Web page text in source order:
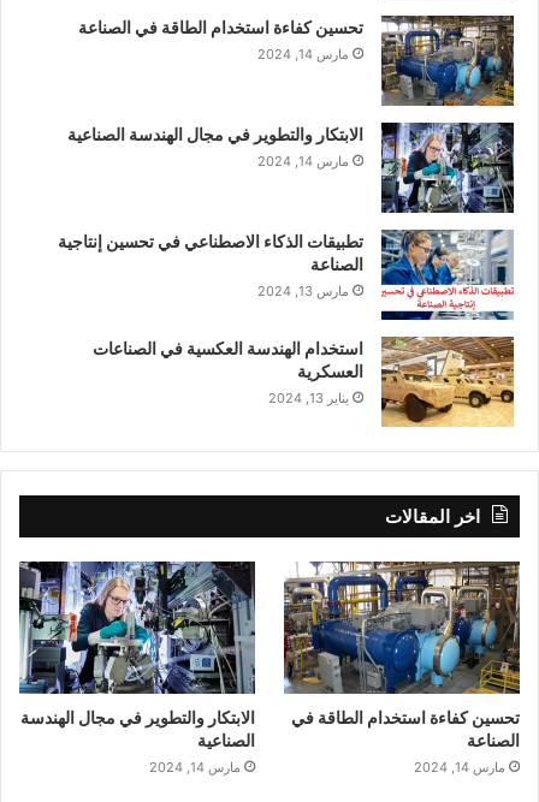
تحسين كفاءة استخدام الطاقة في الصناعة
مارس 14, 2024
الابتكار والتطوير في مجال الهندسة الصناعية
مارس 14, 2024
تطبيقات الذكاء الاصطناعي في تحسين إنتاجية
الصناعة
مارس 13, 2024
استخدام الهندسة العكسية في الصناعات
العسكرية
يناير 13, 2024
اخر المقالات
تحسين كفاءة استخدام الطاقة في
الصناعة
مارس 14, 2024
الابتكار والتطوير في مجال الهندسة
الصناعية
مارس 14, 2024